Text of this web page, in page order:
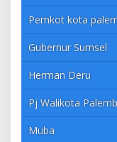
Pemkot kota
Gubernur Sumsel
Herman Deru
Pj Walikota
Muba